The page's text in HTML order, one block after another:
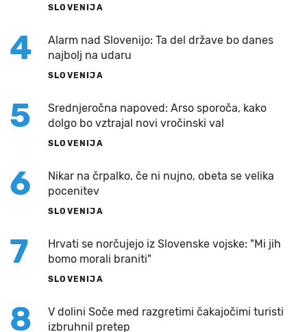
SLOVENIJA
4
Alarm nad Slovenijo: Ta del države bo danes
najbolj na udaru
SLOVENIJA
5
Srednjeročna napoved: Arso sporoča, kako
dolgo bo vztrajal novi vročinski val
SLOVENIJA
6
Nikar na črpalko, če ni nujno, obeta se velika
pocenitev
SLOVENIJA
7
Hrvati se norčujejo iz Slovenske vojske: "Mi jih
bomo morali braniti"
SLOVENIJA
8
V dolini Soče med razgretimi čakajočimi turisti
izbruhnil pretep